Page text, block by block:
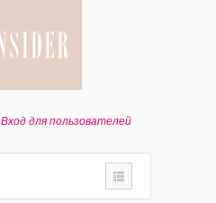
Вход для пользователей